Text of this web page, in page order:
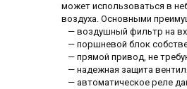
может использоваться в
воздуха. Основными
— воздушный фильтр на
— поршневой блок
— прямой привод, не
— надежная защита
— автоматическое реле